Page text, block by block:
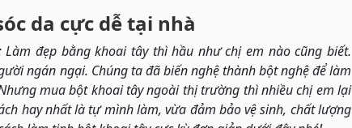
da cực dễ tại nhà
đẹp bằng khoai tây thì hầu như chị em nào cũng biết.
ngán ngại. Chúng ta đã biến nghệ thành bột nghệ để làm
mua bột khoai tây ngoài thị trường thì nhiều chị em lại
hay nhất là tự mình làm, vừa đảm bảo vệ sinh, chất lượng